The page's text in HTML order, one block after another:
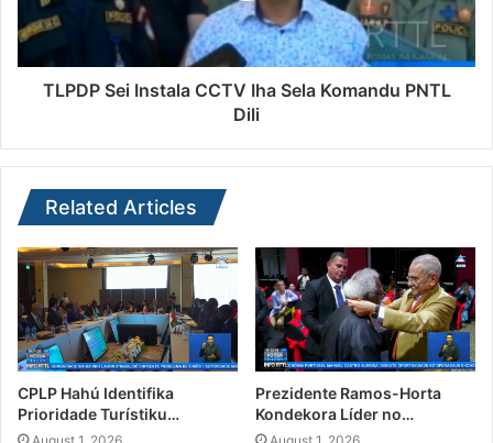
TLPDP Sei Instala CCTV Iha Sela Komandu PNTL
Dili
Related Articles
CPLP Hahú Identifika
Prioridade Turístiku…
Prezidente Ramos-Horta
Kondekora Líder no…